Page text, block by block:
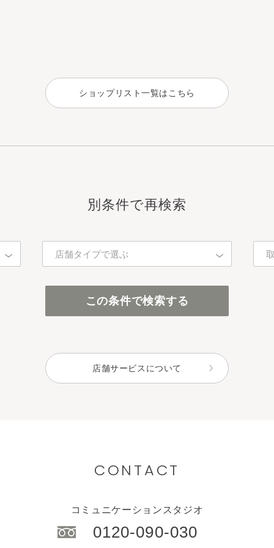
ショップリスト一覧はこちら
別条件で再検索
店舗タイプで選ぶ
アインズ＆トルペ（カウンセリング）
この条件で検索する
店舗サービスについて
CONTACT
コミュニケーションスタジオ
0120-090-030